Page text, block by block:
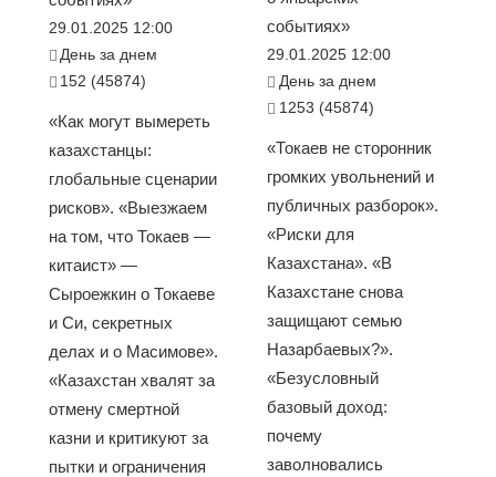
29.01.2025 12:00
День за днем
152 (45874)
«Как могут вымереть
казахстанцы:
глобальные сценарии
рисков». «Выезжаем
на том, что Токаев —
китаист» —
Сыроежкин о Токаеве
и Си, секретных
делах и о Масимове».
«Казахстан хвалят за
отмену смертной
казни и критикуют за
пытки и ограничения
событиях»
29.01.2025 12:00
День за днем
1253 (45874)
«Токаев не сторонник
громких увольнений и
публичных разборок».
«Риски для
Казахстана». «В
Казахстане снова
защищают семью
Назарбаевых?».
«Безусловный
базовый доход:
почему
заволновались